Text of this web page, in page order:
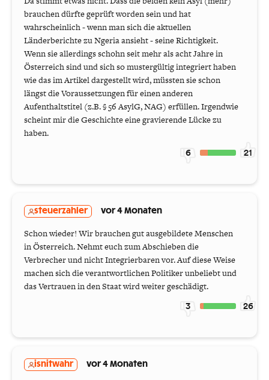
brauchen dürfte geprüft worden sein und hat
wahrscheinlich - wenn man sich die aktuellen
Länderberichte zu Ngeria ansieht - seine Richtigkeit.
Wenn sie allerdings schohn seit mehr als acht Jahre in
Österreich sind und sich so mustergültig integriert haben
wie das im Artikel dargestellt wird, müssten sie schon
längst die Voraussetzungen für einen anderen
Aufenthaltstitel (z.B. § 56 AsylG, NAG) erfüllen. Irgendwie
scheint mir die Geschichte eine gravierende Lücke zu
haben.
6 21
steuerzahler vor 4 Monaten
Schon wieder! Wir brauchen gut ausgebildete Menschen
in Österreich. Nehmt euch zum Abschieben die
Verbrecher und nicht Integrierbaren vor. Auf diese Weise
machen sich die verantwortlichen Politiker unbeliebt und
das Vertrauen in den Staat wird weiter geschädigt.
3 26
isnitwahr vor 4 Monaten